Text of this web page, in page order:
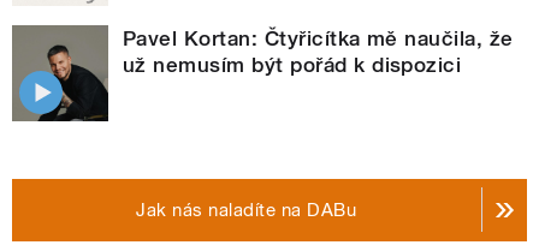
Pavel Kortan: Čtyřicítka mě naučila, že
už nemusím být pořád k dispozici
Jak nás naladíte na DABu